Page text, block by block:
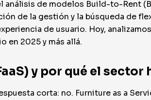
análisis de modelos Build-to-Rent
de la gestión y la búsqueda de
de usuario. Hoy,
en 2025 y más allá.
y por qué el sector
corta: no. Furniture as a